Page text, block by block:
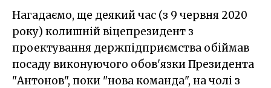
Нагадаємо, ще деякий час (з 9 червня 2020
року) колишній віцепрезидент з
проектування держпідприємства обіймав
посаду виконуючого обов'язки Президента
"Антонов", поки "нова команда", на чолі з